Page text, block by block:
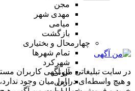
مجن
مهدی شهر
میامی
بازگشت
چهارمحال و بختیاری
تمام شهر‌ها
شهرکرد
آلونی
اردل
در سایت تبلیغاتی من آگهی کاربران
و هیچ واسطه‌ای در این میان وجود